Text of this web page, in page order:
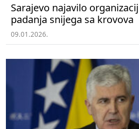
Sarajevo najavilo
padanja snijega sa krovova
09.01.2026.